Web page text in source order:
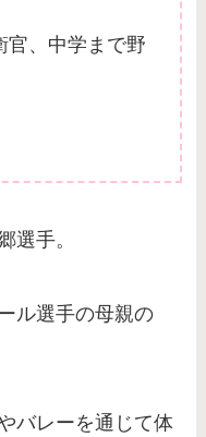
、中学まで野
選手。
ル選手の母親の
バレーを通じて体